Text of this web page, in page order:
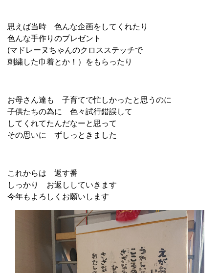
思えば当時 色んな企画をしてくれたり
色んな手作りのプレゼント
(マドレーヌちゃんのクロスステッチで
刺繍した巾着とか！）をもらったり
お母さん達も 子育てで忙しかったと思うのに
子供たちの為に 色々試行錯誤して
してくれてたんだなーと思って
その思いに ずしっときました
これからは 返す番
しっかり お返ししていきます
今年もよろしくお願いします